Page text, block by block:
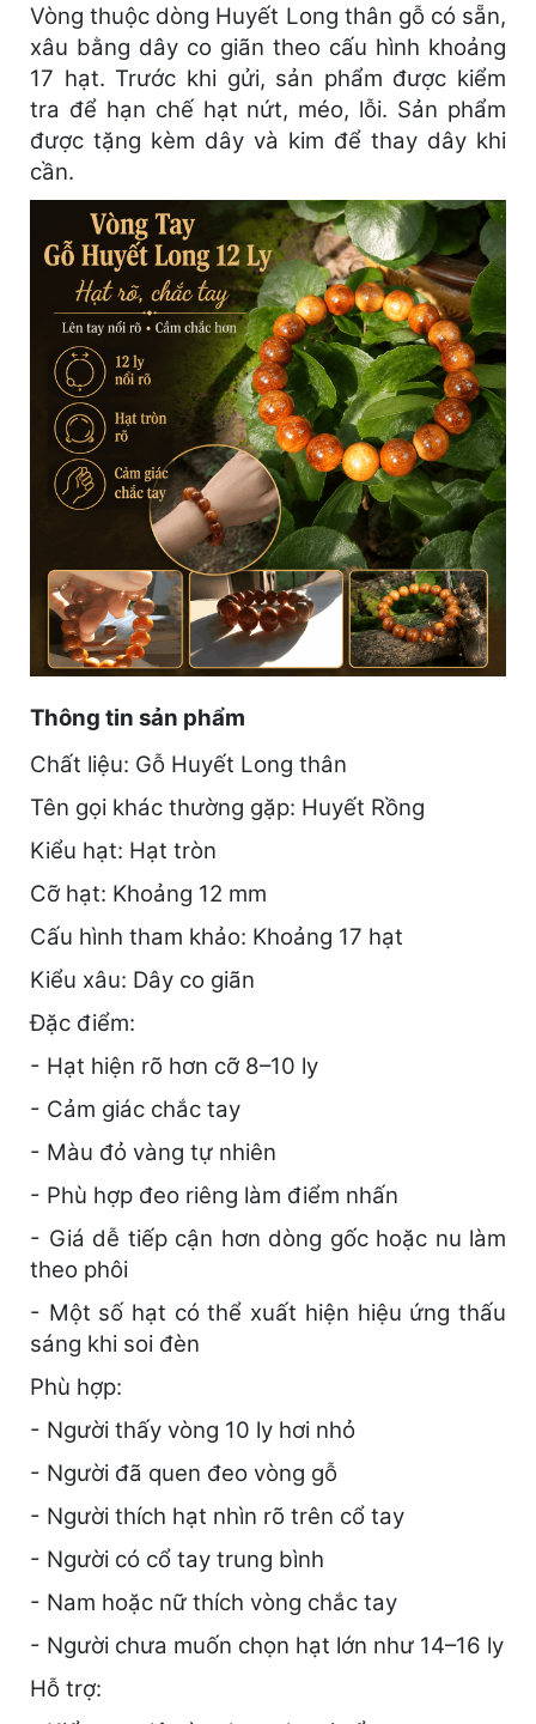
Vòng thuộc dòng Huyết Long thân gỗ có sẵn,
xâu bằng dây co giãn theo cấu hình khoảng
17 hạt. Trước khi gửi, sản phẩm được kiểm
tra để hạn chế hạt nứt, méo, lỗi. Sản phẩm
được tặng kèm dây và kim để thay dây khi
cần.
Thông tin sản phẩm
Chất liệu: Gỗ Huyết Long thân
Tên gọi khác thường gặp: Huyết Rồng
Kiểu hạt: Hạt tròn
Cỡ hạt: Khoảng 12 mm
Cấu hình tham khảo: Khoảng 17 hạt
Kiểu xâu: Dây co giãn
Đặc điểm:
- Hạt hiện rõ hơn cỡ 8–10 ly
- Cảm giác chắc tay
- Màu đỏ vàng tự nhiên
- Phù hợp đeo riêng làm điểm nhấn
- Giá dễ tiếp cận hơn dòng gốc hoặc nu làm
theo phôi
- Một số hạt có thể xuất hiện hiệu ứng thấu
sáng khi soi đèn
Phù hợp:
- Người thấy vòng 10 ly hơi nhỏ
- Người đã quen đeo vòng gỗ
- Người thích hạt nhìn rõ trên cổ tay
- Người có cổ tay trung bình
- Nam hoặc nữ thích vòng chắc tay
- Người chưa muốn chọn hạt lớn như 14–16 ly
Hỗ trợ: